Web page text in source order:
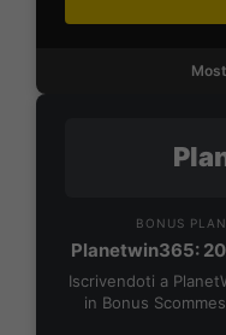
BONUS
Planetwin365:
Iscrivendoti a
in Bonus